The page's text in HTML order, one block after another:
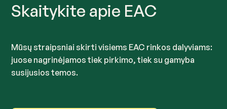
Skaitykite apie EAC
Mūsų straipsniai skirti visiems EAC rinkos dalyviams:
juose nagrinėjamos tiek pirkimo, tiek su gamyba
susijusios temos.